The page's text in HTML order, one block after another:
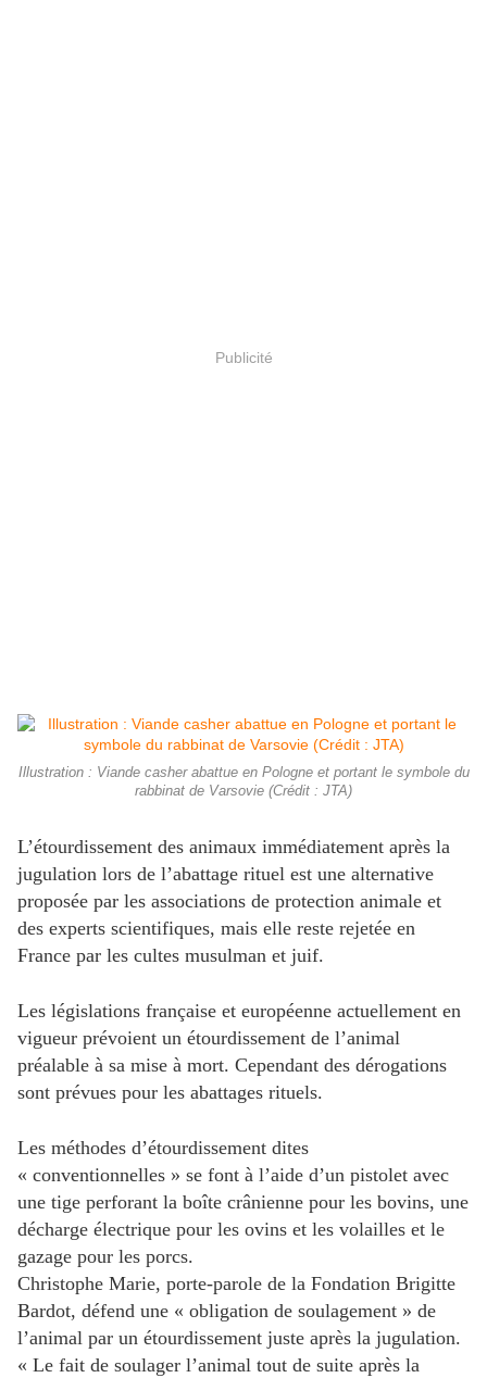
Publicité
Illustration : Viande casher abattue en Pologne et portant le symbole du
rabbinat de Varsovie (Crédit : JTA)
L’étourdissement des animaux immédiatement après la
jugulation lors de l’abattage rituel est une alternative
proposée par les associations de protection animale et
des experts scientifiques, mais elle reste rejetée en
France par les cultes musulman et juif.
Les législations française et européenne actuellement en
vigueur prévoient un étourdissement de l’animal
préalable à sa mise à mort. Cependant des dérogations
sont prévues pour les abattages rituels.
Les méthodes d’étourdissement dites
« conventionnelles » se font à l’aide d’un pistolet avec
une tige perforant la boîte crânienne pour les bovins, une
décharge électrique pour les ovins et les volailles et le
gazage pour les porcs.
Christophe Marie, porte-parole de la Fondation Brigitte
Bardot, défend une « obligation de soulagement » de
l’animal par un étourdissement juste après la jugulation.
« Le fait de soulager l’animal tout de suite après la